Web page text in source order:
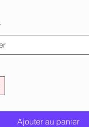
Ajouter au panier